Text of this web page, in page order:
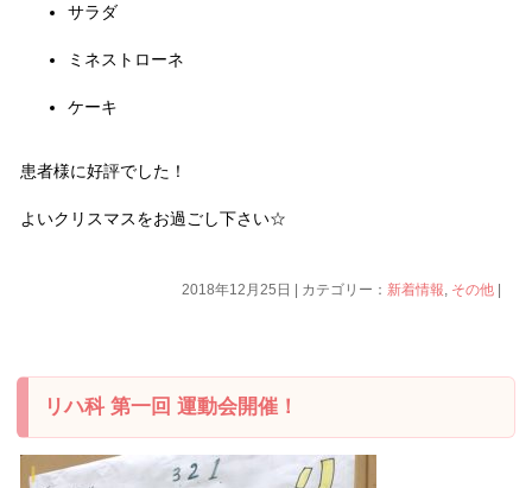
サラダ
ミネストローネ
ケーキ
患者様に好評でした！
よいクリスマスをお過ごし下さい☆
2018年12月25日 | カテゴリー： 新着情報, その他 |
リハ科 第一回 運動会開催！